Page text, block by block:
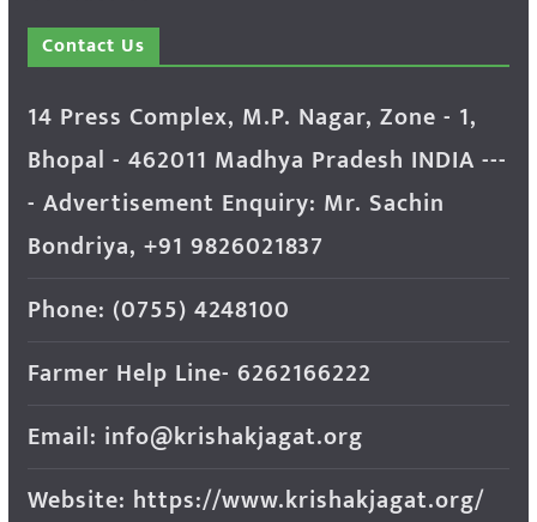
Contact Us
14 Press Complex, M.P. Nagar, Zone - 1,
Bhopal - 462011 Madhya Pradesh INDIA ---
- Advertisement Enquiry: Mr. Sachin
Bondriya, +91 9826021837
Phone: (0755) 4248100
Farmer Help Line- 6262166222
Email: info@krishakjagat.org
Website: https://www.krishakjagat.org/